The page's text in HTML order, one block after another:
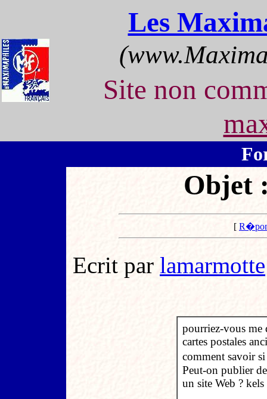
Les
Site non
Objet
[
Ecrit par lamarmotte
pourriez-vous me
cartes postales
comment savoir
Peut-on publier
un site Web ?